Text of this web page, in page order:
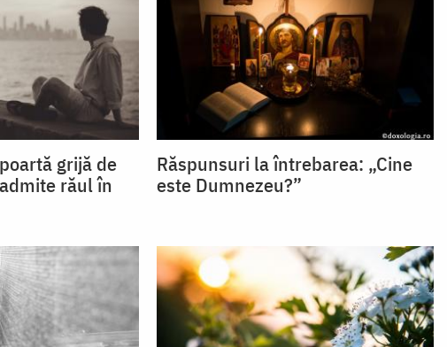
grijă de
răul în
Răspunsuri la întrebarea: „Cine
este Dumnezeu?”